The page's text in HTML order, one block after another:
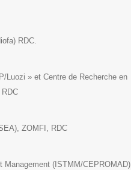
RDC.
Luozi » et Centre de Recherche en
ZOMFI, RDC
Management (ISTMM/CEPROMAD)